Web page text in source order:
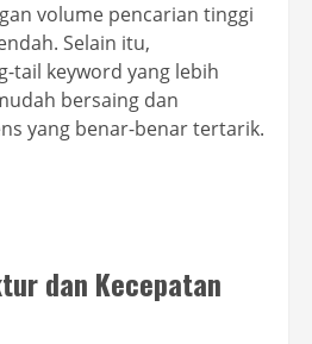
volume pencarian tinggi
Selain itu,
tail keyword yang lebih
bersaing dan
yang benar-benar tertarik.
dan Kecepatan